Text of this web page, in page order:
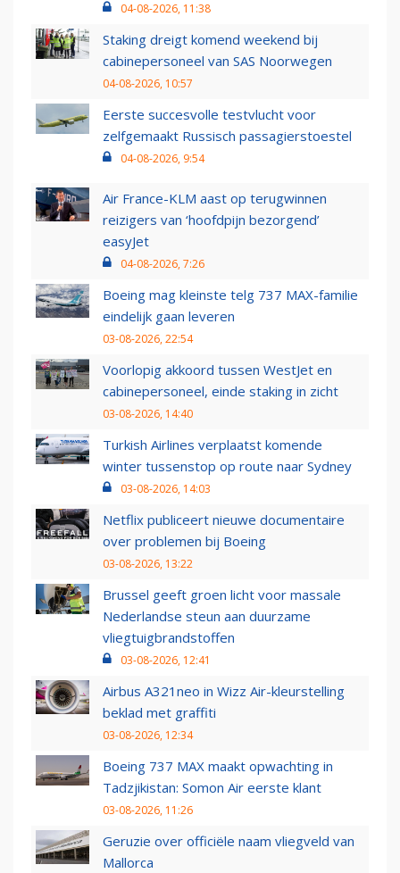
04-08-2026, 11:38
Staking dreigt komend weekend bij
cabinepersoneel van SAS Noorwegen
04-08-2026, 10:57
Eerste succesvolle testvlucht voor
zelfgemaakt Russisch passagierstoestel
04-08-2026, 9:54
Air France-KLM aast op terugwinnen
reizigers van ‘hoofdpijn bezorgend’
easyJet
04-08-2026, 7:26
Boeing mag kleinste telg 737 MAX-familie
eindelijk gaan leveren
03-08-2026, 22:54
Voorlopig akkoord tussen WestJet en
cabinepersoneel, einde staking in zicht
03-08-2026, 14:40
Turkish Airlines verplaatst komende
winter tussenstop op route naar Sydney
03-08-2026, 14:03
Netflix publiceert nieuwe documentaire
over problemen bij Boeing
03-08-2026, 13:22
Brussel geeft groen licht voor massale
Nederlandse steun aan duurzame
vliegtuigbrandstoffen
03-08-2026, 12:41
Airbus A321neo in Wizz Air-kleurstelling
beklad met graffiti
03-08-2026, 12:34
Boeing 737 MAX maakt opwachting in
Tadzjikistan: Somon Air eerste klant
03-08-2026, 11:26
Geruzie over officiële naam vliegveld van
Mallorca